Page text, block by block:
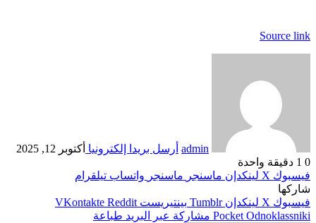
Source link
admin أرسل بريدا إلكترونيا أكتوبر 12, 2025
0
دقيقة واحدة
فيسبوك ‫X لينكدإن ماسنجر ماسنجر واتساب تيلقرام
شاركها
فيسبوك ‫X لينكدإن بينتيريست
Odnoklassniki
‫Pocket مشاركة عبر البريد طباعة